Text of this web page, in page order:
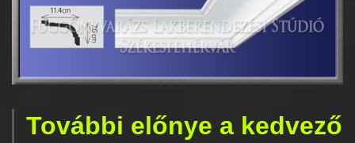
További előnye a kedvező